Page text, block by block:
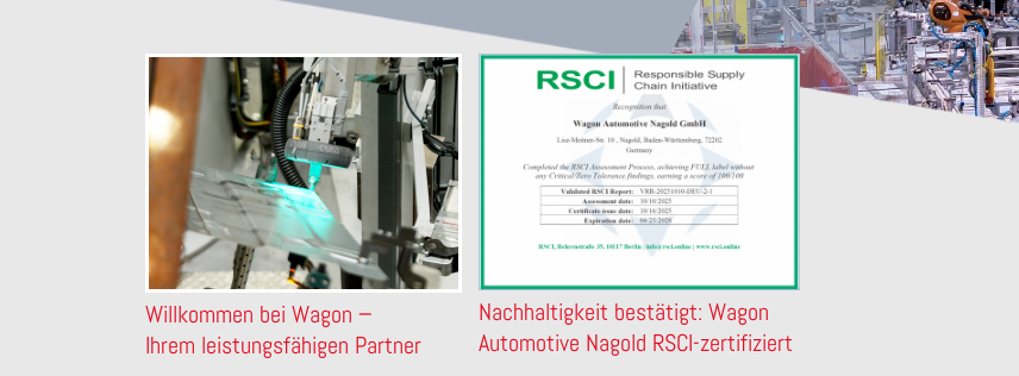
Willkommen bei Wagon −
Ihrem leistungsfähigen Partner
Nachhaltigkeit bestätigt: Wagon
Automotive Nagold RSCI-zertifiziert